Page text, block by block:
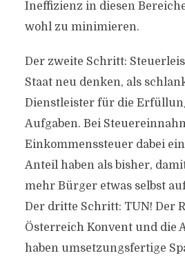
DER STAAT
Ineffizienz in diesen
wohl zu minimieren.
Der zweite Schritt:
Staat neu denken, als
Dienstleister für die
Aufgaben. Bei
Einkommenssteuer dabei
Anteil haben als bisher,
mehr Bürger etwas selbst
Der dritte Schritt: TUN! Der
Österreich Konvent und die
haben umsetzungsfertige